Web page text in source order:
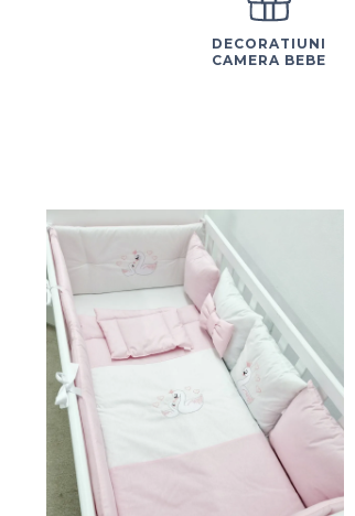
DECORATIUNI
CAMERA BEBE